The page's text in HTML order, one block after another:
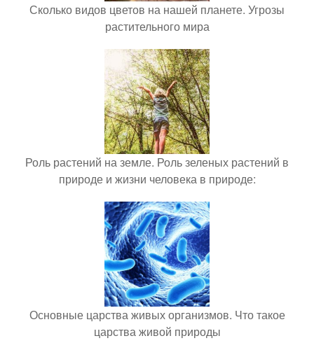
Сколько видов цветов на нашей планете. Угрозы
растительного мира
Роль растений на земле. Роль зеленых растений в
природе и жизни человека в природе:
Основные царства живых организмов. Что такое
царства живой природы